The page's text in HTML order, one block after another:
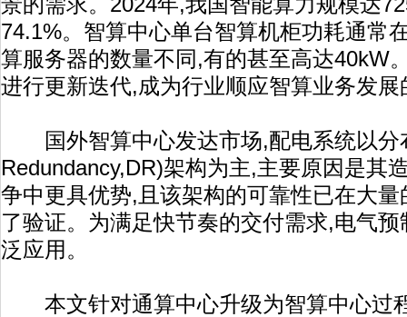
74.1%。智算中心单台智算机柜功耗通常
算服务器的数量不同,有的甚至高达40kW
进行更新迭代,成为行业顺应智算业务发展
国外智算中心发达市场,配电系统以分
Redundancy,DR)架构为主,主要原因是其
争中更具优势,且该架构的可靠性已在大
了验证。为满足快节奏的交付需求,电气
泛应用。
本文针对通算中心升级为智算中心过